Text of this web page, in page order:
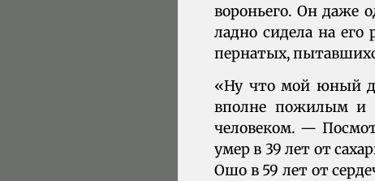
вороньего. Он даже
ладно сидела на
пернатых,
«Ну что мой юный
вполне пожилым и
человеком. —
умер в 39 лет от
Ошо в 59 лет от